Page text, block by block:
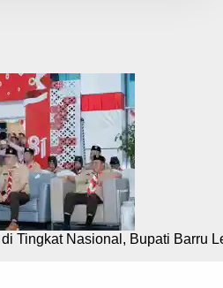
Tingkat Nasional, Bupati Barru